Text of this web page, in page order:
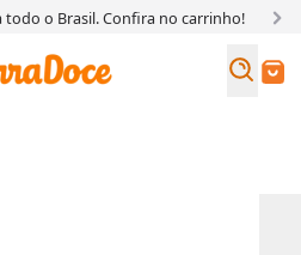
o Brasil. Confira no carrinho!
Buscar